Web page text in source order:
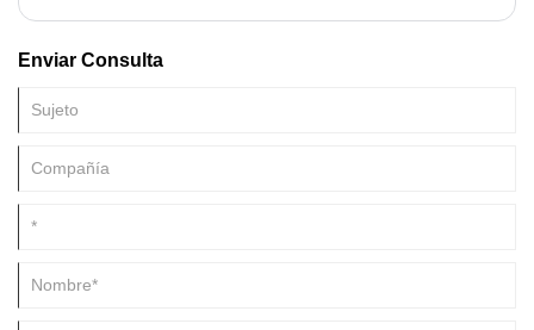
resistencia y una personalización total, ofrece un rendimiento estable,
complejos.
Enviar Consulta